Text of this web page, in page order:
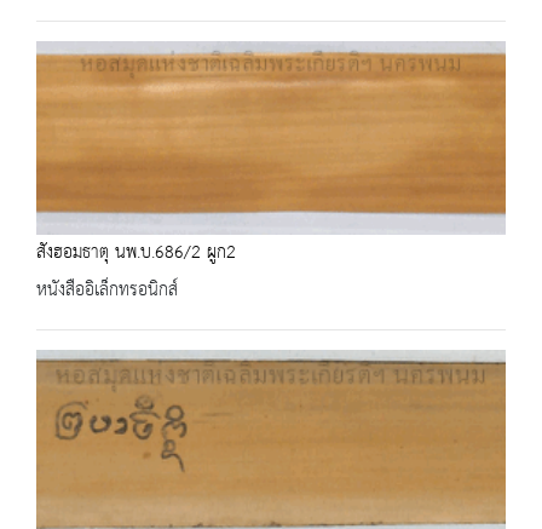
สังฮอมธาตุ นพ.บ.686/2 ผูก2
หนังสืออิเล็กทรอนิกส์